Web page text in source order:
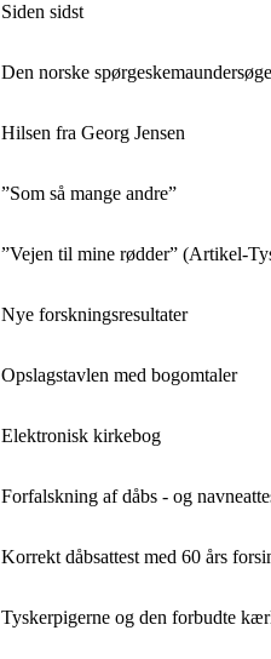
Siden sidst
Den norske
Hilsen fra Georg Jensen
”Som så mange andre”
”Vejen til mine rødder” (Artikel-
Nye forskningsresultater
Opslagstavlen med bogomtaler
Elektronisk kirkebog
Forfalskning af dåbs - og
Korrekt dåbsattest med 60 års
Tyskerpigerne og den forbudte